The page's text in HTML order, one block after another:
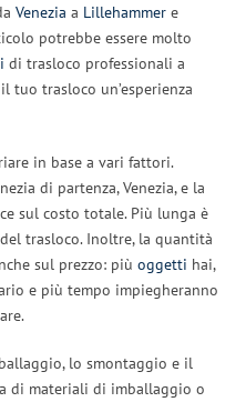
Venezia a Lillehammer e
potrebbe essere molto
di trasloco professionali a
tuo trasloco un’esperienza
in base a vari fattori.
di partenza, Venezia, e la
sul costo totale. Più lunga è
trasloco. Inoltre, la quantità
sul prezzo: più oggetti hai,
e più tempo impiegheranno
lo smontaggio e il
di materiali di imballaggio o